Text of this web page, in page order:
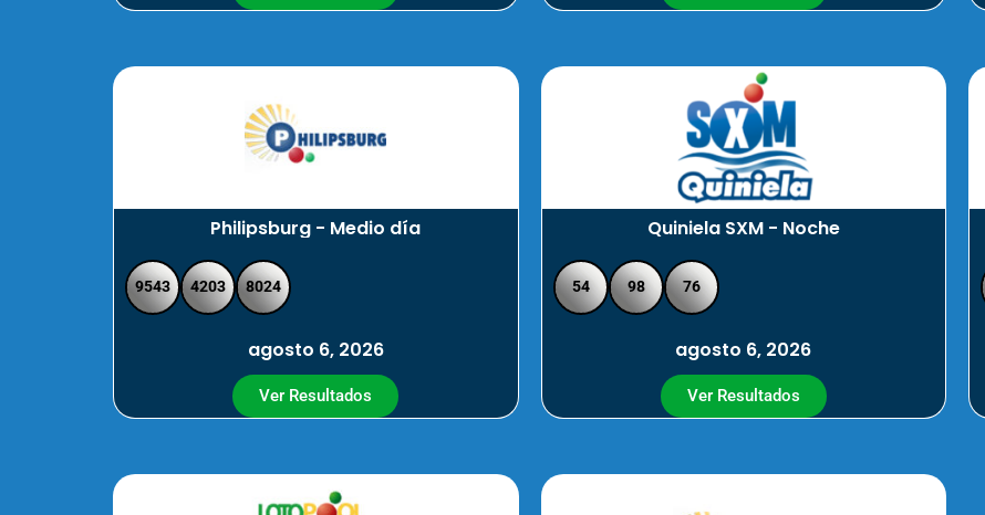
Philipsburg - Medio día Quiniela SXM - Noche
9543 4203 8024
agosto 6, 2026
54 98 76
agosto 6, 2026
Ver Resultados Ver Resultados